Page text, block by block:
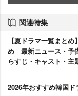
関連特集
【夏ドラマ一覧まと
め 最新ニュース・予
らすじ・キャスト・主
2026年おすすめ韓国